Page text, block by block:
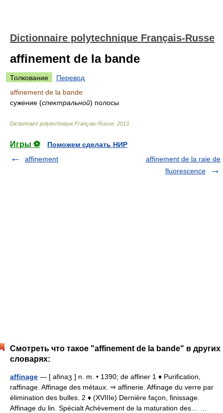
Dictionnaire polytechnique Français-Russe
affinement de la bande
Толкование
Перевод
affinement de la bande
сужение (спектральной) полосы
Dictionnaire polytechnique Français-Russe 2013
Игры ⚽
Поможем сделать НИР
affinement
affinement de la raie de
fluorescence
Смотреть что такое "affinement de la bande" в других
словарях:
affinage — [ afinaʒ ] n. m. • 1390; de affiner 1 ♦ Purification,
raffinage. Affinage des métaux. ⇒ affinerie. Affinage du verre par
élimination des bulles. 2 ♦ (XVIIIe) Dernière façon, finissage.
Affinage du lin. Spécialt Achèvement de la maturation des… …